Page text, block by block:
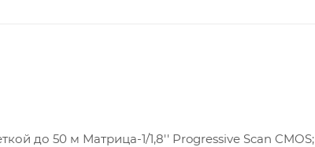
до 50 м Матрица-1/1,8'' Progressive Scan CMOS;